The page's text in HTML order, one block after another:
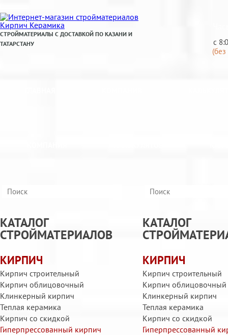
СТРОЙМАТЕРИАЛЫ С ДОСТАВКОЙ ПО КАЗАНИ И
ТАТАРСТАНУ
с
КАТАЛОГ
СТРОЙМАТЕРИАЛОВ
КИРПИЧ
Кирпич строительный
Кирпич облицовочный
Клинкерный кирпич
Теплая керамика
Кирпич со скидкой
Гиперпрессованный кирпич
КАТАЛОГ
КИРПИЧ
Кирпич строительный
Кирпич облицовочный
Клинкерный кирпич
Теплая керамика
Кирпич со скидкой
Гиперпрессованный